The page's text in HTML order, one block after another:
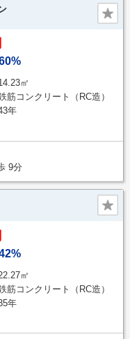
㎡
筋コンクリート（RC造）
年
9分
㎡
筋コンクリート（RC造）
年